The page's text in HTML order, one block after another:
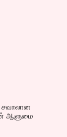
சவாலான
ஆளுமை